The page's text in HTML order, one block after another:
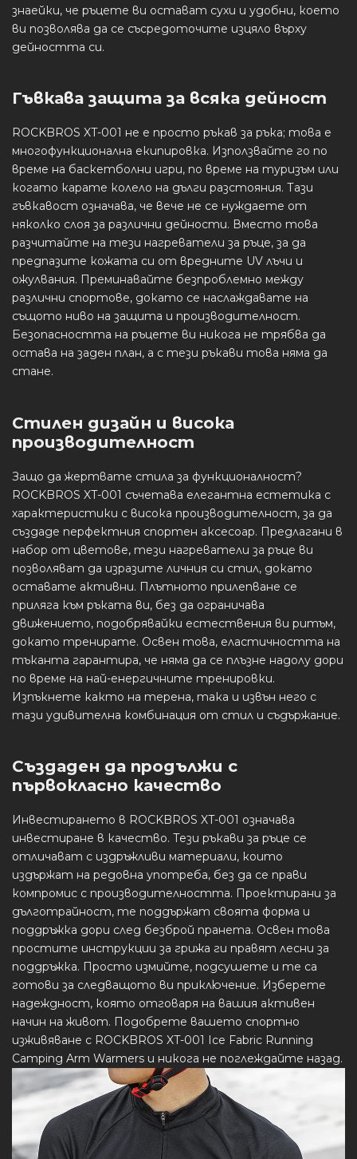
знаейки, че ръцете ви остават сухи и удобни, което
ви позволява да се съсредоточите изцяло върху
дейността си.
Гъвкава защита за всяка дейност
ROCKBROS XT-001 не е просто ръкав за ръка; това е
многофункционална екипировка. Използвайте го по
време на баскетболни игри, по време на туризъм или
когато карате колело на дълги разстояния. Тази
гъвкавост означава, че вече не се нуждаете от
няколко слоя за различни дейности. Вместо това
разчитайте на тези нагреватели за ръце, за да
предпазите кожата си от вредните UV лъчи и
ожулвания. Преминавайте безпроблемно между
различни спортове, докато се наслаждавате на
същото ниво на защита и производителност.
Безопасността на ръцете ви никога не трябва да
остава на заден план, а с тези ръкави това няма да
стане.
Стилен дизайн и висока
производителност
Защо да жертвате стила за функционалност?
ROCKBROS XT-001 съчетава елегантна естетика с
характеристики с висока производителност, за да
създаде перфектния спортен аксесоар. Предлагани в
набор от цветове, тези нагреватели за ръце ви
позволяват да изразите личния си стил, докато
оставате активни. Плътното прилепване се
приляга към ръката ви, без да ограничава
движението, подобрявайки естествения ви ритъм,
докато тренирате. Освен това, еластичността на
тъканта гарантира, че няма да се плъзне надолу дори
по време на най-енергичните тренировки.
Изпъкнете както на терена, така и извън него с
тази удивителна комбинация от стил и съдържание.
Създаден да продължи с
първокласно качество
Инвестирането в ROCKBROS XT-001 означава
инвестиране в качество. Тези ръкави за ръце се
отличават с издръжливи материали, които
издържат на редовна употреба, без да се прави
компромис с производителността. Проектирани за
дълготрайност, те поддържат своята форма и
поддръжка дори след безброй пранета. Освен това
простите инструкции за грижа ги правят лесни за
поддръжка. Просто измийте, подсушете и те са
готови за следващото ви приключение. Изберете
надеждност, която отговаря на вашия активен
начин на живот. Подобрете вашето спортно
изживяване с ROCKBROS XT-001 Ice Fabric Running
Camping Arm Warmers и никога не поглеждайте назад.